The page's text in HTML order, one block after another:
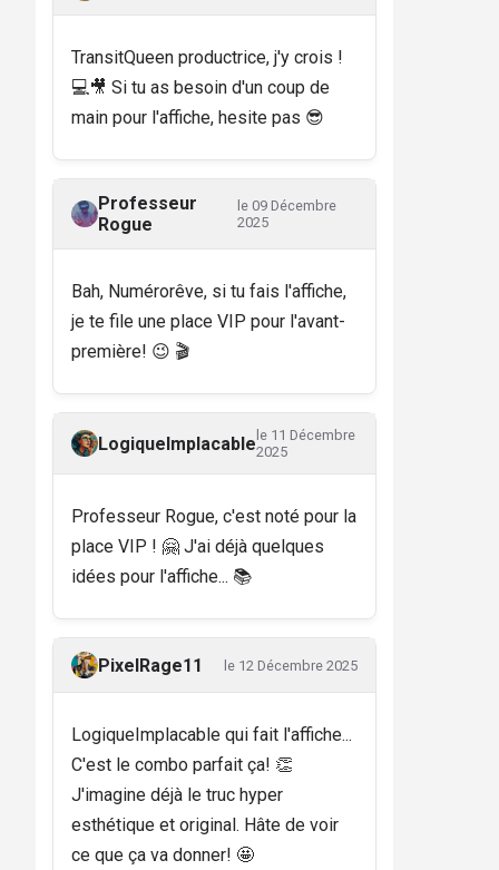
TransitQueen productrice, j'y crois !
💻🎥 Si tu as besoin d'un coup de
main pour l'affiche, hesite pas 😎
Professeur
Rogue
le 09 Décembre
2025
Bah, Numérorêve, si tu fais l'affiche,
je te file une place VIP pour l'avant-
première! 😉 🎬
LogiqueImplacable le 11 Décembre
2025
Professeur Rogue, c'est noté pour la
place VIP ! 🤗 J'ai déjà quelques
idées pour l'affiche... 📚
PixelRage11 le 12 Décembre 2025
LogiqueImplacable qui fait l'affiche...
C'est le combo parfait ça! 👏
J'imagine déjà le truc hyper
esthétique et original. Hâte de voir
ce que ça va donner! 🤩